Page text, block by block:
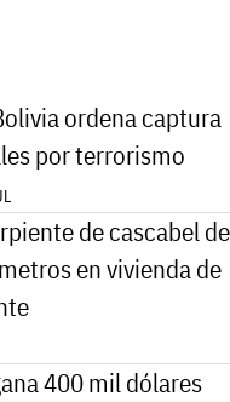
ordena captura
por terrorismo
de cascabel de
en vivienda de
400 mil dólares